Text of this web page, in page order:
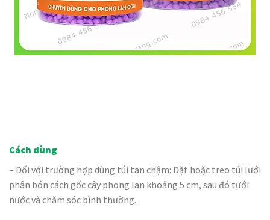
Cách dùng
– Đối với trường hợp dùng túi tan chậm: Đặt hoặc treo túi lưới
phân bón cách gốc cây phong lan khoảng 5 cm, sau đó tưới
nước và chăm sóc bình thường.